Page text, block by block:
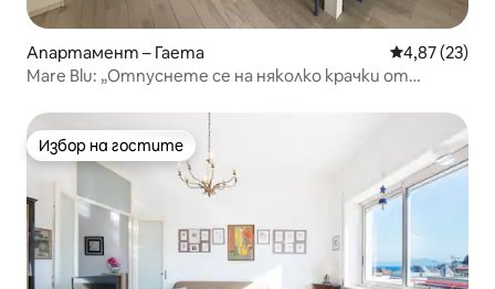
Апартамент – Гаета Средна
4,87 (23)
Mare Blu: „Отпуснете се на няколко крачки от
Избор на гостите
Избор на гостите